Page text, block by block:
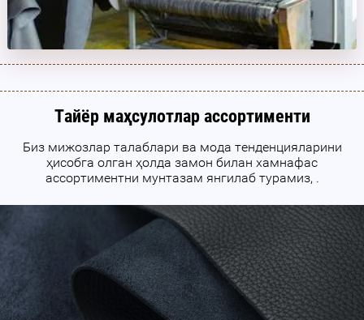
Тайёр маҳсулотлар ассортименти
Биз мижозлар талаблари ва мода тенденцияларини
ҳисобга олган ҳолда замон билан хамнафас
ассортиментни мунтазам янгилаб турамиз, .